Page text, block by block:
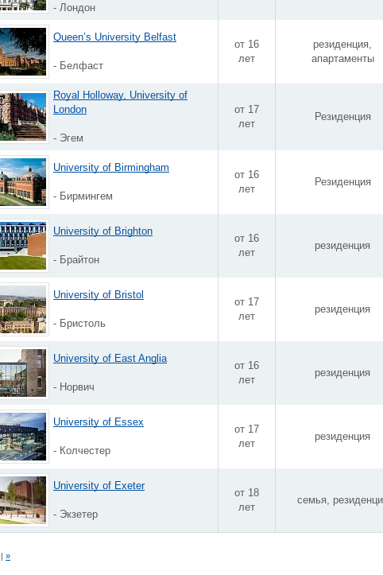
- Лондон
Queen’s University Belfast
- Белфаст
от 16
лет
резиденция,
апартаменты
Royal Holloway, University of
London
- Эгем
от 17
лет
Резиденция
University of Birmingham
- Бирмингем
от 16
лет
Резиденция
University of Brighton
- Брайтон
от 16
лет
резиденция
University of Bristol
- Бристоль
от 17
лет
резиденция
University of East Anglia
- Норвич
от 16
лет
резиденция
University of Essex
- Колчестер
от 17
лет
резиденция
University of Exeter
- Экзетер
от 18
лет
семья,
| »